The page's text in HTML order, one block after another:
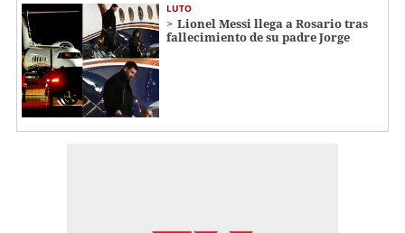
LUTO
Lionel Messi llega a Rosario tras
fallecimiento de su padre Jorge